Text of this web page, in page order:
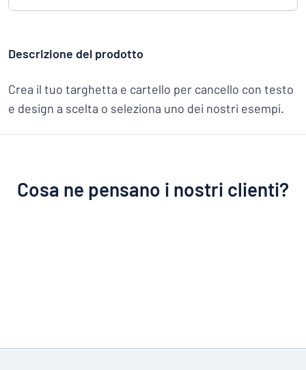
Descrizione del prodotto
Crea il tuo targhetta e cartello per cancello con testo
e design a scelta o seleziona uno dei nostri esempi.
Cosa ne pensano i nostri clienti?